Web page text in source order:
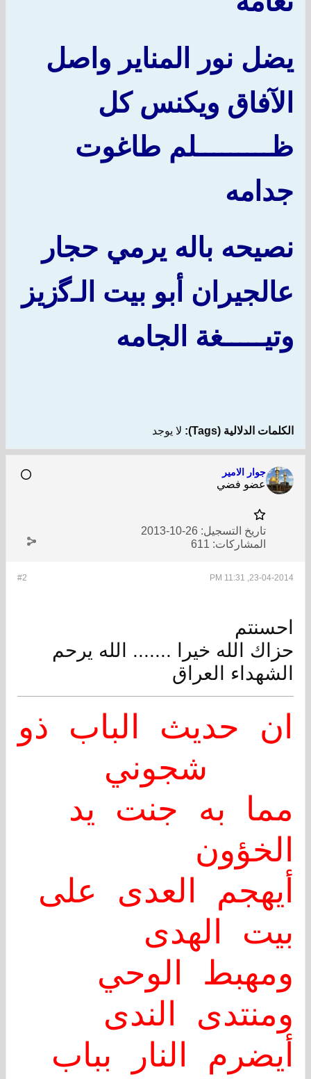
يضل نور المناير واصل
الآفاق ويكنس كل
ظـــــــــلم طاغوت
جدامه
نصيحه باله يرمي حجار
عالجيران أبو بيت الـﮔزيز
وتيـــــغة الجامه
الكلمات الدلالية (Tags): لا يوجد
جوار الامير
عضو فضي
تاريخ التسجيل: 26-10-2013
المشاركات: 611
#2 23-04-2014, 11:31 PM
احسنتم
حزاك الله خيرا ....... الله يرحم
الشهداء العراق
ان حديث الباب ذو
شجوني
مما به جنت يد
الخؤون
أيهجم العدى على
بيت الهدى
ومهبط الوحي
ومنتدى الندى
أيضرم النار بباب